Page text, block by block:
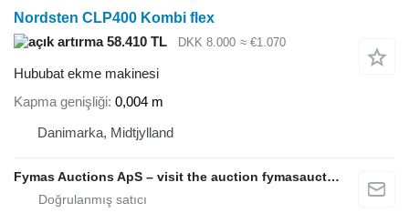
Nordsten CLP400 Kombi flex
58.410 TL
DKK 8.000 ≈ €1.070
Hububat ekme makinesi
Kapma genişliği 0,004 m
Danimarka, Midtjylland
Fymas Auctions ApS – visit the auction fymasauctions.dk